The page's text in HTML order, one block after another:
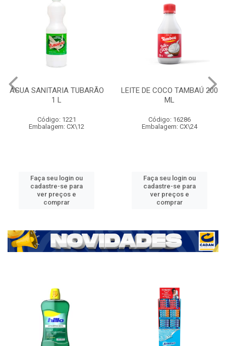
ÁGUA SANITARIA TUBARÃO
1 L
Código: 1221
Embalagem: CX\12
Faça seu login ou
cadastre-se para
ver preços e
comprar
LEITE DE COCO TAMBAÚ 200
ML
Código: 16286
Embalagem: CX\24
Faça seu login ou
cadastre-se para
ver preços e
comprar